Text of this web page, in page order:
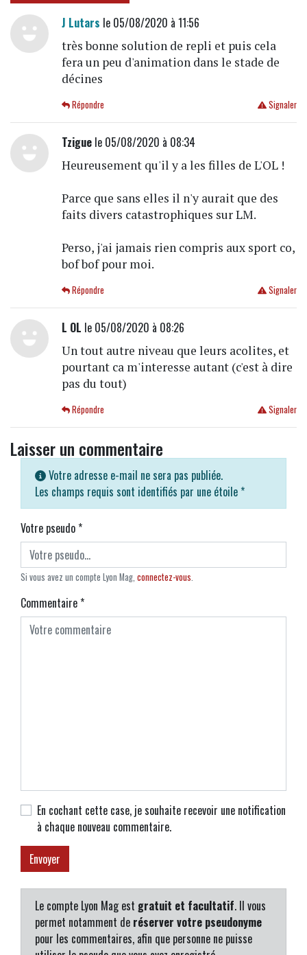
J Lutars le 05/08/2020 à 11:56
très bonne solution de repli et puis cela
fera un peu d'animation dans le stade de
décines
Signaler
Répondre
Tziguele 05/08/2020 à 08:34
Heureusement qu'il y a les filles de L'OL !
Parce que sans elles il n'y aurait que des
faits divers catastrophiques sur LM.
Perso, j'ai jamais rien compris aux sport co,
bof bof pour moi.
Signaler
Répondre
L OL le 05/08/2020 à 08:26
Un tout autre niveau que leurs acolites, et
pourtant ca m'interesse autant (c'est à dire
pas du tout)
Signaler
Répondre
Laisser un commentaire
Votre adresse e-mail ne sera pas publiée.
Les champs requis sont identifiés par une étoile *
Votre pseudo*
Si vous avez un compte Lyon Mag, connectez-vous.
Commentaire*
En cochant cette case, je souhaite recevoir une notification
à chaque nouveau commentaire.
Le compte Lyon Mag est gratuit et facultatif. Il vous
permet notamment de réserver votre pseudonyme
pour les commentaires, afin que personne ne puisse